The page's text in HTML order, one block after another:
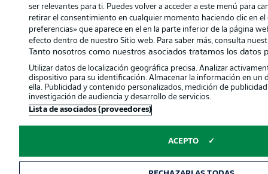
ser relevantes para ti. Puedes volver a acceder a este menú para
retirar el consentimiento en cualquier momento haciendo clic en el
preferencias» que aparece en el en la parte inferior de la página
efecto dentro de nuestro Sitio web. Para saber más, consulta
Tanto nosotros como nuestros asociados tratamos los datos
Utilizar datos de localización geográfica precisa. Analizar
dispositivo para su identificación. Almacenar la información en un
ella. Publicidad y contenido personalizados, medición de
investigación de audiencia y desarrollo de servicios.
Lista de asociados (proveedores)
ACEPTO